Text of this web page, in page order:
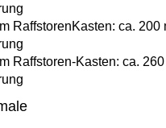
RaffstorenKasten: ca. 200
Raffstoren-Kasten: ca.